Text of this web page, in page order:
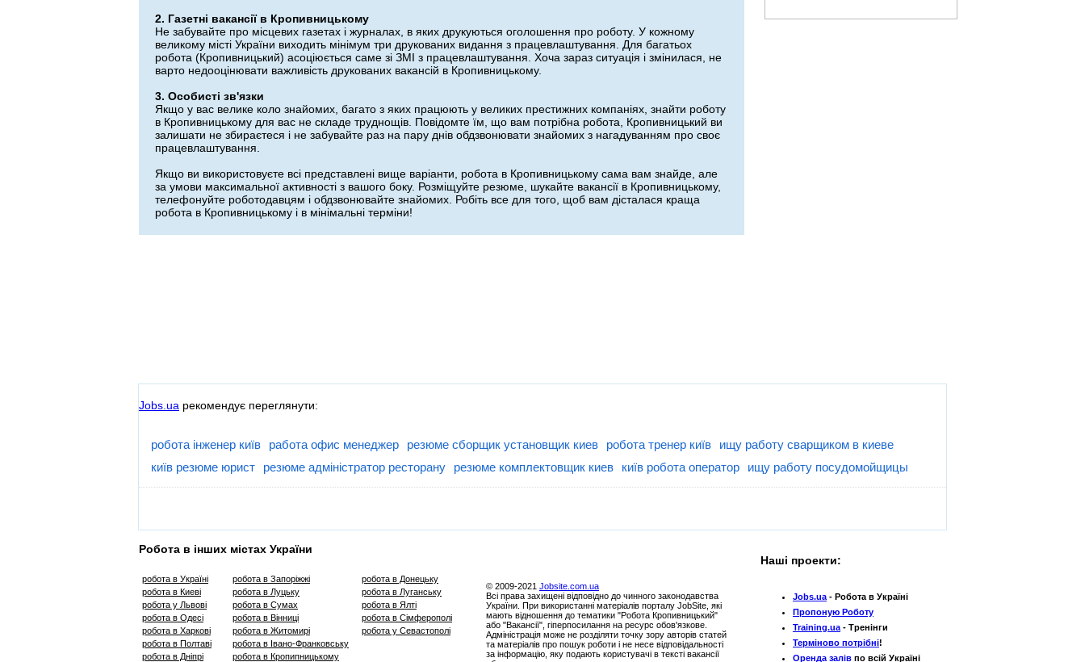
2. Газетні вакансії в Кропивницькому
Не забувайте про місцевих газетах і журналах, в яких друкуються оголошення про роботу. У кожному
великому місті України виходить мінімум три друкованих видання з працевлаштування. Для багатьох
робота (Кропивницький) асоціюється саме зі ЗМІ з працевлаштування. Хоча зараз ситуація і змінилася, не
варто недооцінювати важливість друкованих вакансій в Кропивницькому.
3. Особисті зв'язки
Якщо у вас велике коло знайомих, багато з яких працюють у великих престижних компаніях, знайти роботу
в Кропивницькому для вас не складе труднощів. Повідомте їм, що вам потрібна робота, Кропивницький ви
залишати не збираєтеся і не забувайте раз на пару днів обдзвонювати знайомих з нагадуванням про своє
працевлаштування.
Якщо ви використовуєте всі представлені вище варіанти, робота в Кропивницькому сама вам знайде, але
за умови максимальної активності з вашого боку. Розміщуйте резюме, шукайте вакансії в Кропивницькому,
телефонуйте роботодавцям і обдзвонювайте знайомих. Робіть все для того, щоб вам дісталася краща
робота в Кропивницькому і в мінімальні терміни!
Jobs.ua рекомендує переглянути:
робота інженер київ работа офис менеджер резюме сборщик установщик киев робота тренер київ
ищу работу сварщиком в киеве
київ резюме юрист
резюме адміністратор ресторану резюме комплектовщик киев київ робота оператор ищу работу посудомойщицы
Робота в інших містах України
робота в Україні
робота в Киеві
робота у Львові
робота в Одесі
робота в Харкові
робота в Полтаві
робота в Дніпрі
робота в Запоріжжі
робота в Луцьку
робота в Сумах
робота в Вінниці
робота в Житомирі
робота в Івано-Франковську
робота в Кропипницькому
робота в Донецьку
робота в Луганську
робота в Ялті
робота в Сімферополі
робота у Севастополі
© 2009-2021 Jobsite.com.ua
Всі права захищені відповідно до чинного законодавства
України. При використанні матеріалів порталу JobSite, які
мають відношення до тематики "Робота Кропивницький"
або "Вакансії", гіперпосилання на ресурс обов'язкове.
Адміністрація може не розділяти точку зору авторів статей
та матеріалів про пошук роботи і не несе відповідальності
за інформацію, яку подають користувачі в тексті вакансії
Наші проекти:
Jobs.ua - Робота в Україні
Пропоную Роботу
Training.ua - Тренінги
Терміново потрібні!
Оренда залів по всій Україні